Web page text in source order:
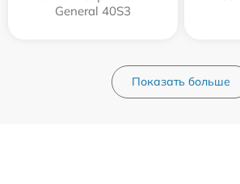
General 40S3
Показать больше